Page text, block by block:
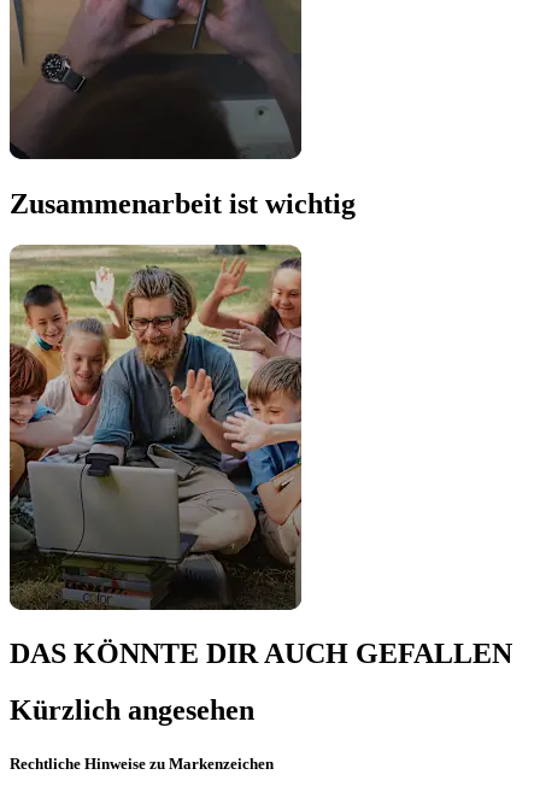
Zusammenarbeit ist wichtig
DAS KÖNNTE DIR AUCH GEFALLEN
Kürzlich angesehen
Rechtliche Hinweise zu Markenzeichen